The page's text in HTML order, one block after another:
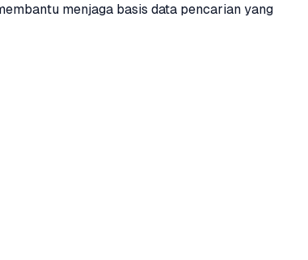
menjaga basis data pencarian yang